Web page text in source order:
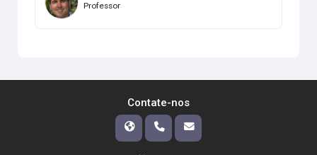
Professor
Contate-nos